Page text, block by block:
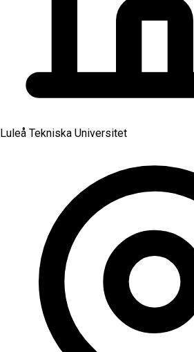
Luleå Tekniska Universitet